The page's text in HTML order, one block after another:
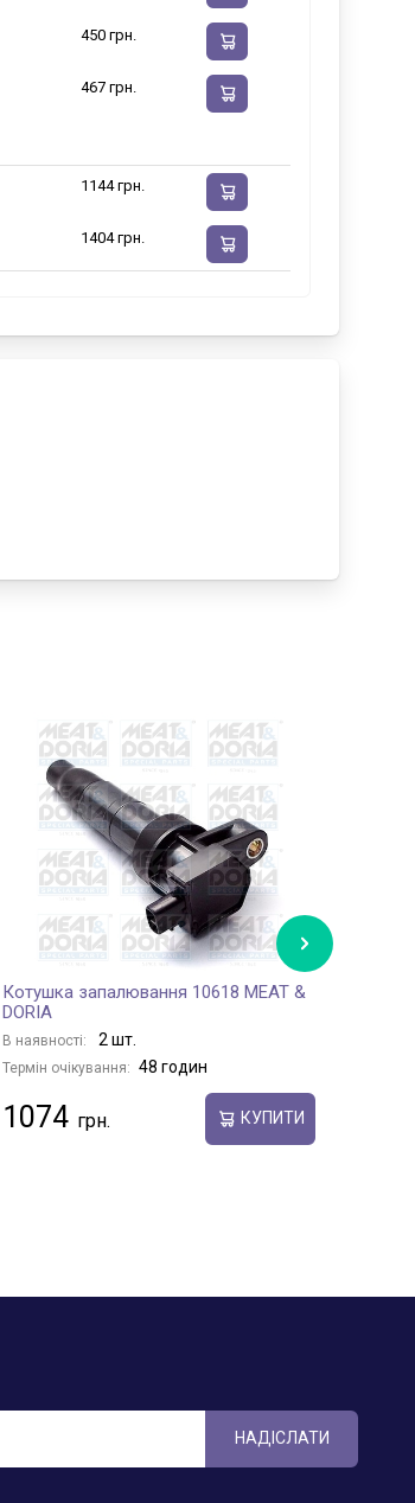
450 грн.
467 грн.
1144 грн.
1404 грн.
Котушка запалювання 10618 MEAT &
DORIA
В наявності: 2 шт.
Термін очікування: 48 годин
1074 КУПИТИ
НАДІСЛАТИ